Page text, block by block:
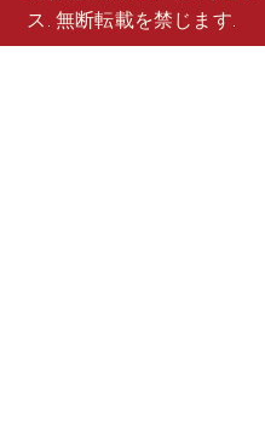
ス. 無断転載を禁じます.